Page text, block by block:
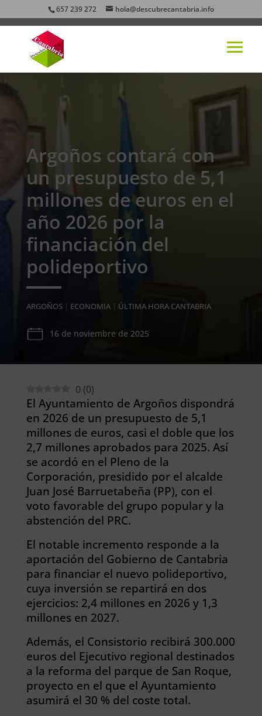
657 239 272 hola@descubrecantabria.info
Argoños contará con
un presupuesto de 5,1
millones de euros en el
año 2026 por la
financiación del
polideportivo
ARGOÑOS| ECONOMIA| ÚLTIMA HORA CANTABRIA
16 de noviembre de 2025
0 (0)
El Ayuntamiento de Argoños dispondrá
en 2026 de un presupuesto de 5,1
millones de euros, casi el doble que los
2,7 millones aprobados para 2025. Así
se acordó en el Pleno de la
Corporación, presidido por el alcalde
Juan José Barruetabeña (PP), con el
voto favorable del grupo popular y la
abstención del PRC.
El notable incremento responde a la
aportación del Gobierno de Cantabria
para financiar el nuevo polideportivo,
cuya inversión se repartirá en dos
ejercicios: 2,4 millones en 2026 y 1,3
millones en 2027.
Además, el Consistorio recibirá 300.000
euros del Ejecutivo regional destinados
a la reforma del parque de San Roque,
proyecto en el que el Ayuntamiento
asumirá el 30 % del coste total.